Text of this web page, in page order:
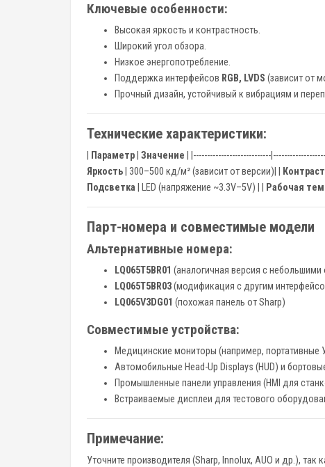
Ключевые особенности:
Высокая яркость и контрастность.
Широкий угол обзора.
Низкое энергопотребление.
Поддержка интерфейсов RGB, LVDS (зависит от
Прочный дизайн, устойчивый к вибрациям и
Технические характеристики:
Параметр Значение | |----------------------------
Яркость | 300–500 кд/м² (зависит от версии)| |
Подсветка | LED (напряжение ~3.3V–5V) | | Рабочая
Парт-номера и совместимые модели
Альтернативные номера:
LQ065T5BR01 (аналогичная версия с небольшими
LQ065T5BR03(модификация с другим
LQ065V3DG01 (похожая панель от Sharp)
Совместимые устройства:
Медицинские мониторы (например, портативные
Автомобильные Head-Up Displays (HUD) и
Промышленные панели управления (HMI для
Встраиваемые дисплеи для тестового
Примечание:
Уточните производителя (Sharp, Innolux, AUO и др.),